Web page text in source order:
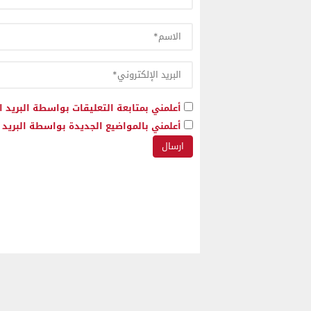
أعلمني بمتابعة التعليقات بواسطة البريد
أعلمني بالمواضيع الجديدة بواسطة البريد